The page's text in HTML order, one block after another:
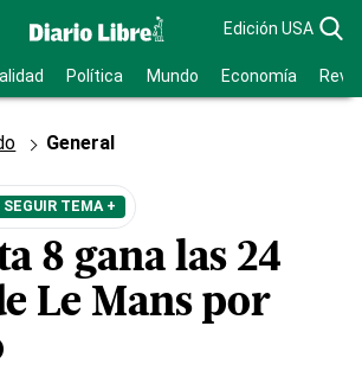
Edición USA
Política Mundo Economía
General
SEGUIR TEMA +
8 gana las 24
Le Mans por